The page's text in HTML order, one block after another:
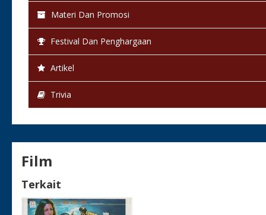
Materi Dan Promosi
Festival Dan Penghargaan
Artikel
Trivia
Film
Terkait